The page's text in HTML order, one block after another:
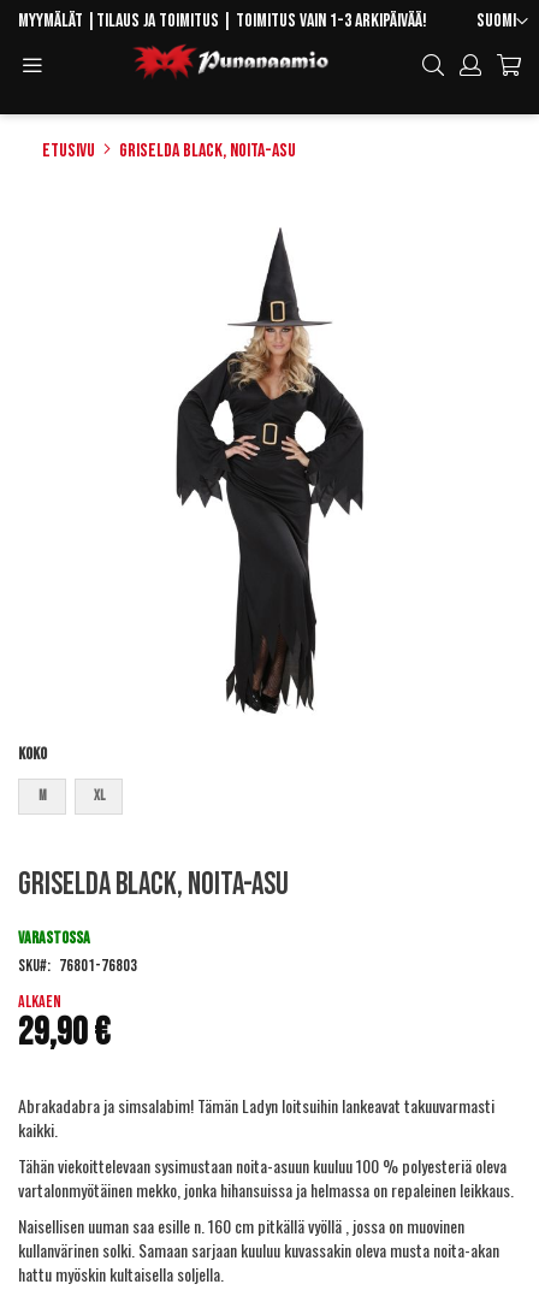
Skip
Content
Kieli
Suomi
Myymälät Tilaus ja toimitus | Toimitus vain 1-3 arkipäivää!
Hae
Etusivu Griselda Black, noita-asu
Koko
M XL
to
beginning
the
images
gallery
Griselda Black, noita-asu
Alkaen
29,90 €
VARASTOSSA
SKU
76801-76803
Abrakadabra ja simsalabim! Tämän Ladyn loitsuihin lankeavat takuuvarmasti
kaikki.
Tähän viekoittelevaan sysimustaan noita-asuun kuuluu 100 % polyesteriä oleva
vartalonmyötäinen mekko, jonka hihansuissa ja helmassa on repaleinen leikkaus.
Naisellisen uuman saa esille n. 160 cm pitkällä vyöllä , jossa on muovinen
kullanvärinen solki. Samaan sarjaan kuuluu kuvassakin oleva musta noita-akan
hattu myöskin kultaisella soljella.